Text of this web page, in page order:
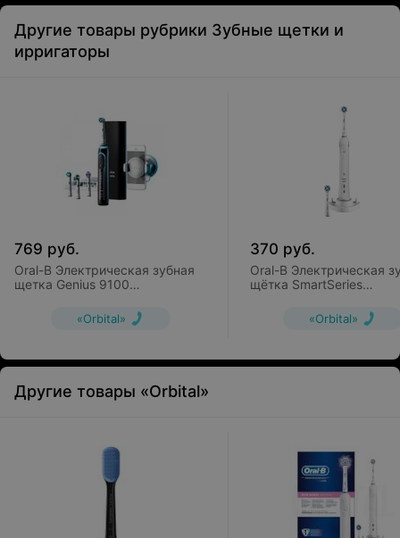
Другие товары рубрики Зубные щетки и
ирригаторы
769 руб.
Oral-B Электрическая зубная
щетка Genius 9100
«Orbital»
370 руб.
Oral-B Электрическая
щётка SmartSeries
(D21.525.3M)«Orbital»
Другие товары «Orbital»